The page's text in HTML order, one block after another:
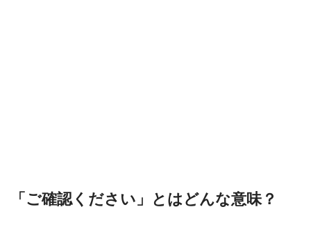
「ご確認ください」とはどんな意味？